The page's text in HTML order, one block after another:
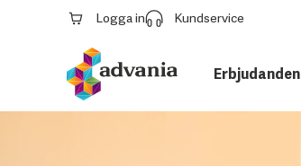
Logga in Kundservice
Erbjudanden